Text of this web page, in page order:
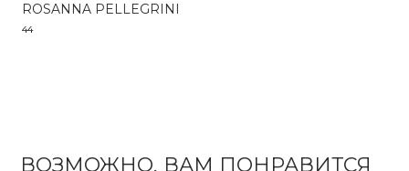
ROSANNA PELLEGRINI
44
ВОЗМОЖНО, ВАМ ПОНРАВИТСЯ